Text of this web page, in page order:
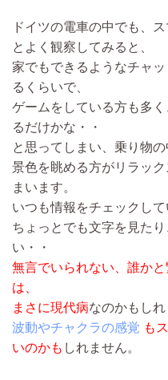
ドイツの電車の中でも、
とよく観察してみると、
家でもできるようなチャ
るくらいで、
ゲームをしている方も多
るだけかな・・
と思ってしまい、乗り物の
景色を眺める方がリラッ
まいます。
いつも情報をチェックし
ちょっとでも文字を見た
い・・
無言でいられない、誰か
は、
まさに現代病なのかもしれ
波動やチャクラの感覚 も
いのかも しれません。